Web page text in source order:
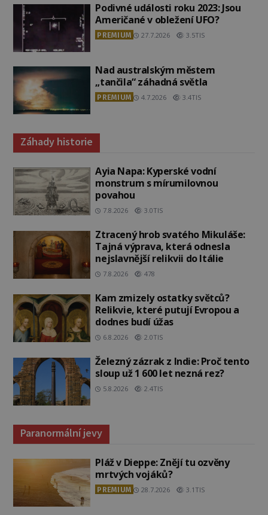
Podivné události roku 2023: Jsou
Američané v obležení UFO?
PREMIUM 27.7.2026 3.5TIS
Nad australským městem
„tančila“ záhadná světla
PREMIUM 4.7.2026 3.4TIS
Záhady historie
Ayia Napa: Kyperské vodní
monstrum s mírumilovnou
povahou
7.8.2026 3.0TIS
Ztracený hrob svatého Mikuláše:
Tajná výprava, která odnesla
nejslavnější relikvii do Itálie
7.8.2026 478
Kam zmizely ostatky světců?
Relikvie, které putují Evropou a
dodnes budí úžas
6.8.2026 2.0TIS
Železný zázrak z Indie: Proč tento
sloup už 1 600 let nezná rez?
5.8.2026 2.4TIS
Paranormální jevy
Pláž v Dieppe: Znějí tu ozvěny
mrtvých vojáků?
PREMIUM 28.7.2026 3.1TIS